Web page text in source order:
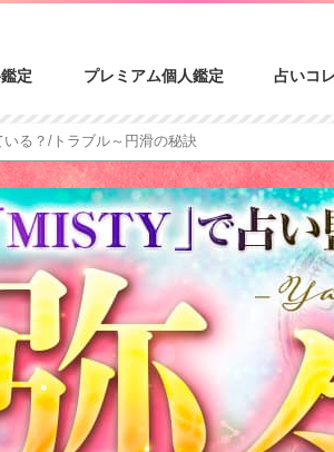
定 プレミアム個人鑑定 占いコ
る？/トラブル～円滑の秘訣